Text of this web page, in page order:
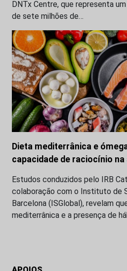
DNTx Centre, que representa
de sete milhões de…
Dieta mediterrânica e
capacidade de raciocínio
Estudos conduzidos pelo IRB
colaboração com o Instituto de
Barcelona (ISGlobal), revelam
mediterrânica e a presença de